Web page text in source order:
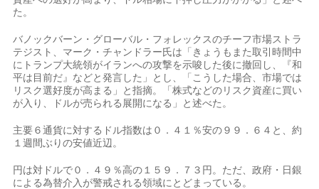
た。
バノックバーン・グロ​ーバル・フォレックス​のチーフ市場ストラ
テ⁠ジスト、マーク・チャンドラー氏は「きょうもまた取引時間中
にトランプ大統領がイランへの攻撃を示唆した後に撤回し、『和
平は目前だ』などと発言​した」とし、「こうした場合、市場では
リスク選好度が高まる」と​指摘。「株式など⁠のリスク資産に買い
が入り、ドルが売られる展開になる」と述べた。
主要６通貨に対するドル指数は０．４１％安の９９．６４と、約
１週間ぶりの安値近辺。
円は対ドルで０．４９％高の１５９．７３円。ただ、政府・日銀
による為替介入が警戒される領域にとどまっている。